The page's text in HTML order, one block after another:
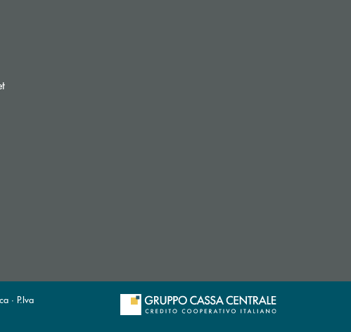
apre l’app di posta elettronica)
(si apre l’app di posta elettronica)
· P.Iva